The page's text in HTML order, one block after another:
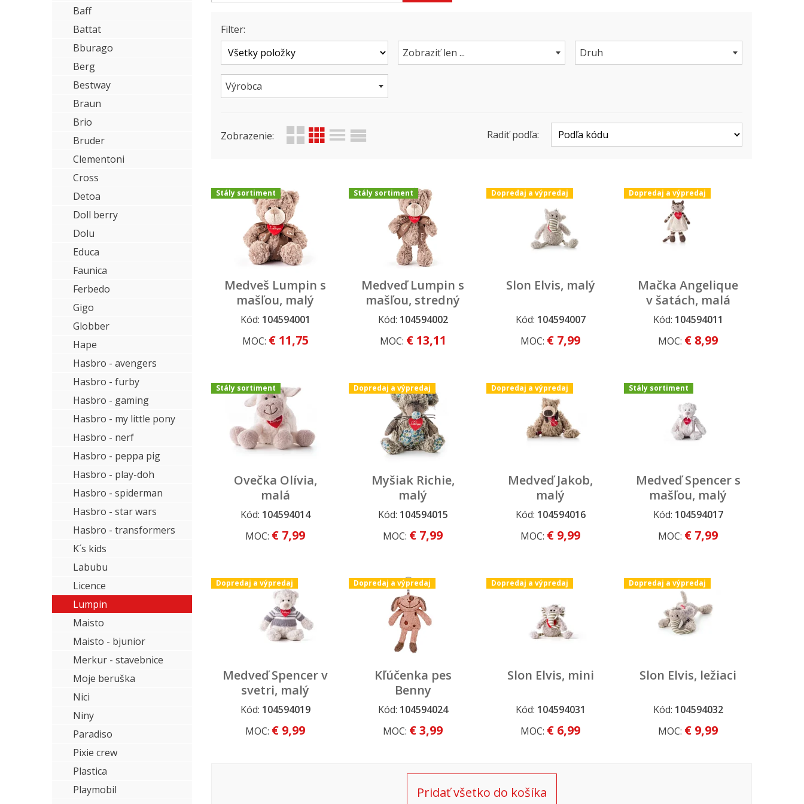
Baff
Battat
Bburago
Berg
Bestway
Braun
Brio
Bruder
Clementoni
Cross
Detoa
Doll berry
Dolu
Educa
Faunica
Ferbedo
Gigo
Globber
Hape
Hasbro - avengers
Hasbro - furby
Hasbro - gaming
Hasbro - my little pony
Hasbro - nerf
Hasbro - peppa pig
Hasbro - play-doh
Hasbro - spiderman
Hasbro - star wars
Hasbro - transformers
K´s kids
Labubu
Licence
Lumpin
Maisto
Maisto - bjunior
Merkur - stavebnice
Moje beruška
Nici
Niny
Paradiso
Pixie crew
Plastica
Playmobil
Filter:
Zobraziť len ...
Druh
Výrobca
Zobrazenie: Radiť podľa:
Medveš Lumpin s
mašľou, malý
Stály sortiment
Kód: 104594001
Stály sortiment
MOC: € 11,75
Medveď Lumpin s
mašľou, stredný
Stály sortiment
Kód: 104594002
Stály sortiment
MOC: € 13,11
Slon Elvis, malý
Dopredaj a výpredaj
Kód: 104594007
Dopredaj a výpredaj
MOC: € 7,99
Mačka Angelique
v šatách, malá
Dopredaj a výpredaj
Kód: 104594011
Dopredaj a výpredaj
MOC: € 8,99
Ovečka Olívia,
malá
Stály sortiment
Kód: 104594014
Stály sortiment
MOC: € 7,99
Myšiak Richie,
malý
Dopredaj a výpredaj
Kód: 104594015
Dopredaj a výpredaj
MOC: € 7,99
Medveď Jakob,
malý
Dopredaj a výpredaj
Kód: 104594016
Dopredaj a výpredaj
MOC: € 9,99
Medveď Spencer s
mašľou, malý
Stály sortiment
Kód: 104594017
Stály sortiment
MOC: € 7,99
Medveď Spencer v
svetri, malý
Dopredaj a výpredaj
Kód: 104594019
Dopredaj a výpredaj
MOC: € 9,99
Kľúčenka pes
Benny
Dopredaj a výpredaj
Kód: 104594024
Dopredaj a výpredaj
MOC: € 3,99
Slon Elvis, mini
Dopredaj a výpredaj
Kód: 104594031
Dopredaj a výpredaj
MOC: € 6,99
Slon Elvis, ležiaci
Dopredaj a výpredaj
Kód: 104594032
Dopredaj a výpredaj
MOC: € 9,99
Pridať všetko do košíka